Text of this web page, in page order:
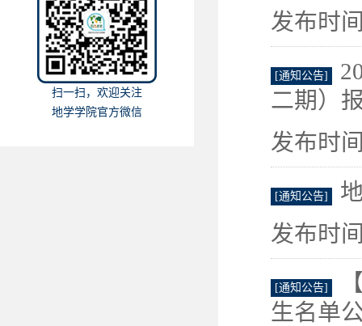
扫一扫，欢迎关注
地学学院官方微信
发布时
[通知公告]
二期）
发布时
[通知公告]
发布时
[通知公告]
生名单